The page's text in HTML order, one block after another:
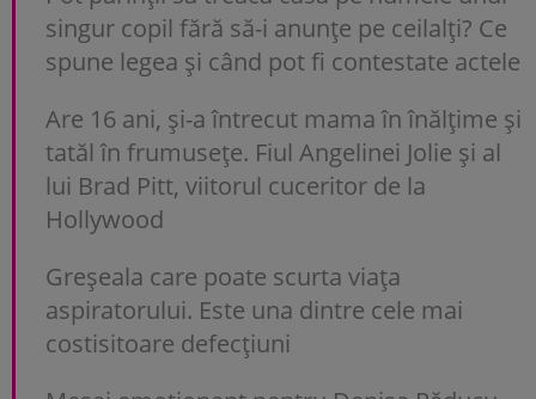
singur copil fără să-i anunțe pe ceilalți? Ce
spune legea și când pot fi contestate actele
Are 16 ani, și-a întrecut mama în înălțime și
tatăl în frumusețe. Fiul Angelinei Jolie și al
lui Brad Pitt, viitorul cuceritor de la
Hollywood
Greșeala care poate scurta viața
aspiratorului. Este una dintre cele mai
costisitoare defecțiuni